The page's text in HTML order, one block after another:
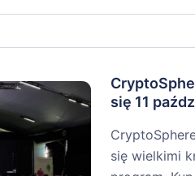
się 11
się wielkimi